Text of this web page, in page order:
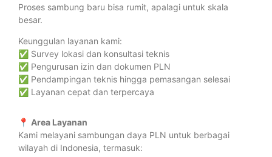
Proses sambung baru bisa rumit, apalagi untuk skala
besar.
Keunggulan layanan kami:
✅ Survey lokasi dan konsultasi teknis
✅ Pengurusan izin dan dokumen PLN
✅ Pendampingan teknis hingga pemasangan selesai
✅ Layanan cepat dan terpercaya
📍 Area Layanan
Kami melayani sambungan daya PLN untuk berbagai
wilayah di Indonesia, termasuk: